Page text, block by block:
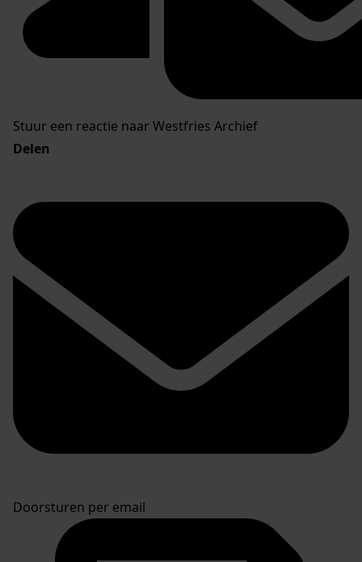
Stuur een reactie naar Westfries Archief
Delen
Doorsturen per email